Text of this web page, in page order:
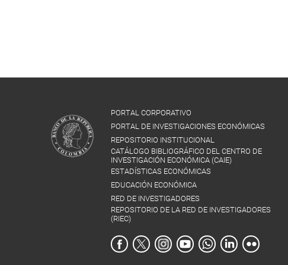
PORTAL CORPORATIVO
PORTAL DE INVESTIGACIONES ECONÓMICAS
REPOSITORIO INSTITUCIONAL
CATÁLOGO BIBLIOGRÁFICO DEL CENTRO DE
INVESTIGACIÓN ECONÓMICA (CAIE)
ESTADÍSTICAS ECONÓMICAS
EDUCACIÓN ECONÓMICA
RED DE INVESTIGADORES
REPOSITORIO DE LA RED DE INVESTIGADORES
(RIEC)